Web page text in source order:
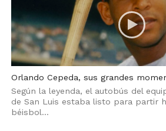
Orlando Cepeda, sus grandes
Según la leyenda, el autobús del
de San Luis estaba listo para partir
béisbol...